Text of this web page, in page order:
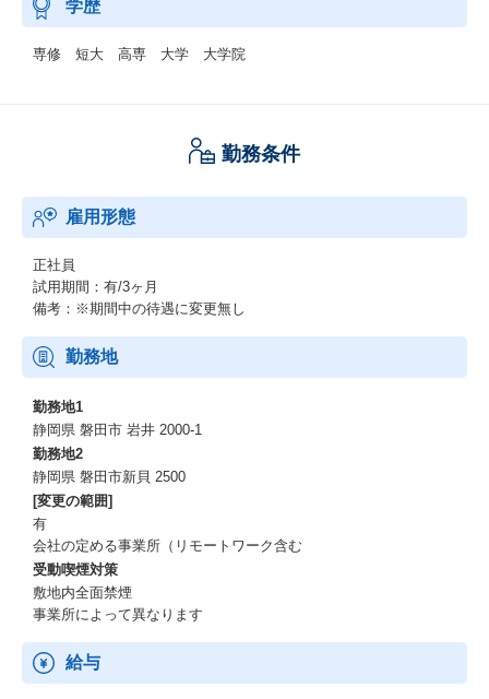
学歴
専修 短大 高専 大学 大学院
勤務条件
雇用形態
正社員
試用期間：有/3ヶ月
備考：※期間中の待遇に変更無し
勤務地
勤務地1
静岡県 磐田市 岩井 2000-1
勤務地2
静岡県 磐田市新貝 2500
[変更の範囲]
有
会社の定める事業所（リモートワーク含む
受動喫煙対策
敷地内全面禁煙
事業所によって異なります
給与